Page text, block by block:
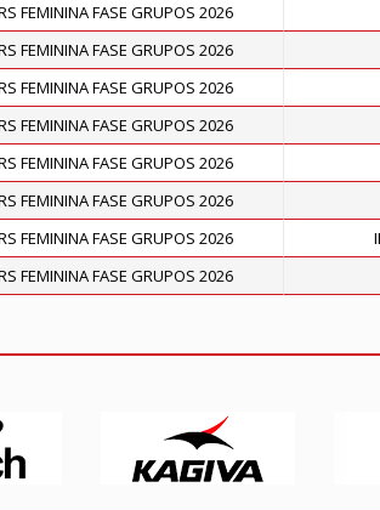
FEMININA FASE GRUPOS 2026
FEMININA FASE GRUPOS 2026
FEMININA FASE GRUPOS 2026
FEMININA FASE GRUPOS 2026
FEMININA FASE GRUPOS 2026
FEMININA FASE GRUPOS 2026
FEMININA FASE GRUPOS 2026
FEMININA FASE GRUPOS 2026